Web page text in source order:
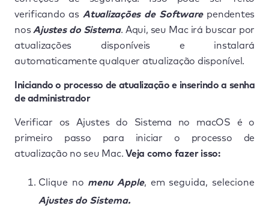
verificando as Atualizações de Softwarependentes
nos Ajustes do Sistema. Aqui, seu Mac irá buscar por
atualizações disponíveis e instalará
automaticamente qualquer atualização disponível.
Iniciando o processo de atualização e inserindo a senha
de administrador
Verificar os Ajustes do Sistema no macOS é o
primeiro passo para iniciar o processo de
atualização no seu Mac. Veja como fazer isso:
Clique no menu Apple, em seguida, selecione
Ajustes do Sistema.